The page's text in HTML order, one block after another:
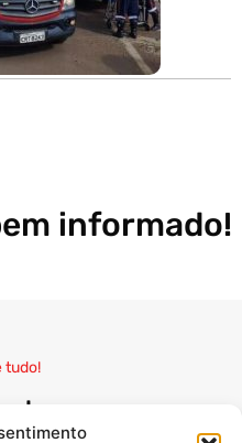
informado!
tudo!
nossas